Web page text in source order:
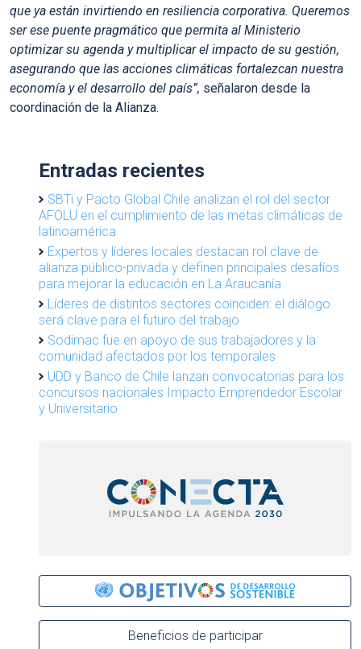
que ya están invirtiendo en resiliencia corporativa. Queremos
ser ese puente pragmático que permita al Ministerio
optimizar su agenda y multiplicar el impacto de su gestión,
asegurando que las acciones climáticas fortalezcan nuestra
economía y el desarrollo del país”, señalaron desde la
coordinación de la Alianza.
Entradas recientes
SBTi y Pacto Global Chile analizan el rol del sector
AFOLU en el cumplimiento de las metas climáticas de
latinoamérica
Expertos y líderes locales destacan rol clave de
alianza público-privada y definen principales desafíos
para mejorar la educación en La Araucanía
Líderes de distintos sectores coinciden: el diálogo
será clave para el futuro del trabajo
Sodimac fue en apoyo de sus trabajadores y la
comunidad afectados por los temporales
UDD y Banco de Chile lanzan convocatorias para los
concursos nacionales Impacto Emprendedor Escolar
y Universitario
Beneficios de participar